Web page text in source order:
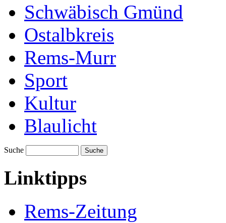
Schwäbisch Gmünd
Ostalbkreis
Rems-Murr
Sport
Kultur
Blaulicht
Suche Suche
Linktipps
Rems-Zeitung